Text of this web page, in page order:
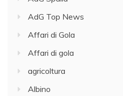
AdG Top News
Affari di Gola
Affari di gola
agricoltura
Albino